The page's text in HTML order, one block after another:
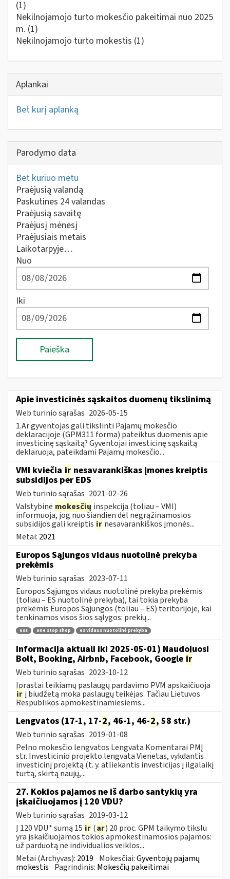
(1)
Nekilnojamojo turto mokesčio pakeitimai nuo 2025
m. (1)
Nekilnojamojo turto mokestis (1)
Aplankai
Bet kurį aplanką
Parodymo data
Bet kuriuo metu
Praėjusią valandą
Paskutines 24 valandas
Praėjusią savaitę
Praėjusį mėnesį
Praėjusiais metais
Laikotarpyje…
Nuo
Iki
Paieška
Apie investicinės sąskaitos duomenų tikslinimą
Web turinio sąrašas 2026-05-15
1.Ar gyventojas gali tikslinti Pajamų mokesčio
deklaracijoje (GPM311 forma) pateiktus duomenis apie
investicinę sąskaitą? Gyventojai investicinę sąskaitą
deklaruoja, pateikdami Pajamų mokesčio...
VMI kviečia ir nesavarankiškas įmones kreiptis
subsidijos per EDS
Web turinio sąrašas 2021-02-26
Valstybinė mokesčių inspekcija (toliau – VMI)
informuoja, jog nuo šiandien dėl negrąžinamosios
subsidijos gali kreiptis ir nesavarankiškos įmonės...
Metai: 2021
Europos Sąjungos vidaus nuotolinė prekyba
prekėmis
Web turinio sąrašas 2023-07-11
Europos Sąjungos vidaus nuotolinė prekyba prekėmis
(toliau – ES nuotolinė prekyba), tai tokia prekyba
prekėmis Europos Sąjungos (toliau – ES) teritorijoje, kai
tenkinamos visos šios sąlygos: prekių...
oss one stop shop es vidaus nuotolinė prekyba
Informacija aktuali iki 2025-05-01) Naudojuosi
Bolt, Booking, Airbnb, Facebook, Google ir
Web turinio sąrašas 2023-10-12
Įprastai teikiamų paslaugų pardavimo PVM apskaičiuoja
ir į biudžetą moka paslaugų teikėjas. Tačiau Lietuvos
Respublikos apmokestinamiesiems...
Lengvatos (17-1, 17-2, 46-1, 46-2, 58 str.)
Web turinio sąrašas 2019-01-08
Pelno mokesčio lengvatos Lengvata Komentarai PMĮ
str. Investicinio projekto lengvata Vienetas, vykdantis
investicinį projektą (t. y. atliekantis investicijas į ilgalaikį
turtą, skirtą naujų,...
27. Kokios pajamos ne iš darbo santykių yra
įskaičiuojamos į 120 VDU?
Web turinio sąrašas 2019-03-12
Į 120 VDU* sumą 15 ir (ar) 20 proc. GPM taikymo tikslu
yra įskaičiuojamos tokios apmokestinamosios pajamos:
už parduotą ne individualios veiklos...
Metai (Archyvas): 2019 Mokesčiai:Gyventojų pajamų
mokestis Pagrindinis: Mokesčių pakeitimai